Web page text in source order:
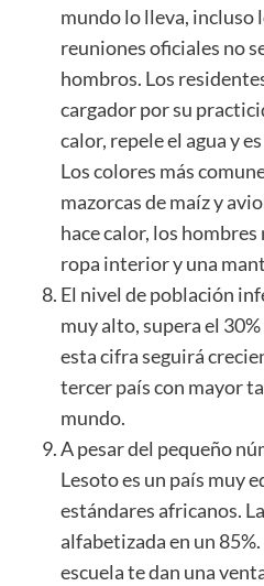
mundo lo lleva, incluso
reuniones oficiales no
hombros. Los
cargador por su
calor, repele el agua y
Los colores más
mazorcas de maíz y
hace calor, los hombres
ropa interior y una
El nivel de población
muy alto, supera el
esta cifra seguirá
tercer país con mayor
mundo.
A pesar del pequeño
Lesoto es un país muy
estándares africanos.
alfabetizada en un
escuela te dan una